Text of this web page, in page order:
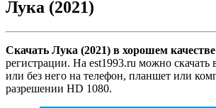
Лука (2021)
Скачать Лука (2021) в хорошем качестве
регистрации. На est1993.ru можно скачать
или без него на телефон, планшет или
разрешении HD 1080.